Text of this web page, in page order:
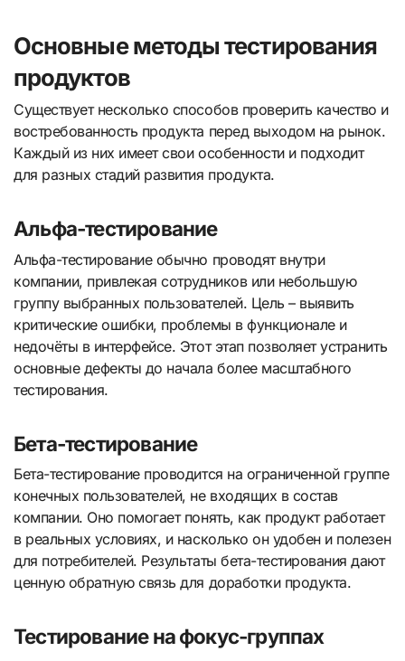
Основные методы тестирования
продуктов
Существует несколько способов проверить качество и
востребованность продукта перед выходом на рынок.
Каждый из них имеет свои особенности и подходит
для разных стадий развития продукта.
Альфа-тестирование
Альфа-тестирование обычно проводят внутри
компании, привлекая сотрудников или небольшую
группу выбранных пользователей. Цель – выявить
критические ошибки, проблемы в функционале и
недочёты в интерфейсе. Этот этап позволяет устранить
основные дефекты до начала более масштабного
тестирования.
Бета-тестирование
Бета-тестирование проводится на ограниченной группе
конечных пользователей, не входящих в состав
компании. Оно помогает понять, как продукт работает
в реальных условиях, и насколько он удобен и полезен
для потребителей. Результаты бета-тестирования дают
ценную обратную связь для доработки продукта.
Тестирование на фокус-группах